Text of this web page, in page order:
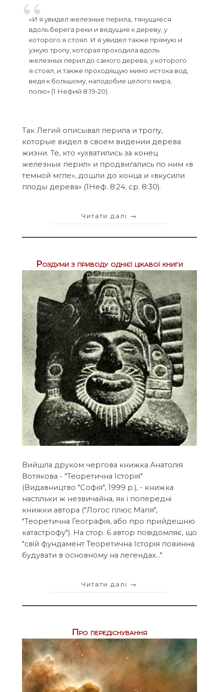
«И я увидел железные перила, тянущиеся
вдоль берега реки и ведущие к дереву, у
которого я стоял. И я увидел также прямую и
узкую тропу, которая проходила вдоль
железных перил до самого дерева, у которого
я стоял, и также проходящую мимо истока вод,
ведя к большому, наподобие целого мира,
полю» (1 Нефий 8:19-20).
Так Легий описывал перила и тропу,
которые видел в своем видении дерева
жизни. Те, кто «ухватились за конец
железных перил» и продвигались по ним «в
темной мгле», дошли до конца и «вкусили
плоды дерева» (1Неф. 8:24; cр. 8:30).
Читати далі →
Роздуми з приводу однієї цікавої книги
Вийшла друком чергова книжка Анатолія
Вотякова - "Теоретична Історія"
(Видавництво "Софія", 1999 р.), - книжка
настільки ж незвичайна, як і попередні
книжки автора ("Логос плюс Магія",
"Теоретична Географія, або про прийдешню
катастрофу"). На стор. 6 автор повідомляє, що
"свій фундамент Теоретична Історія повинна
будувати в основному на легендах..."
Читати далі →
Про передіснування